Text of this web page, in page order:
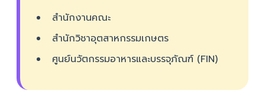
สำนักงานคณะ
สำนักวิชาอุตสาหกรรมเกษตร
ศูนย์นวัตกรรมอาหารและบรรจุภัณฑ์ (FIN)